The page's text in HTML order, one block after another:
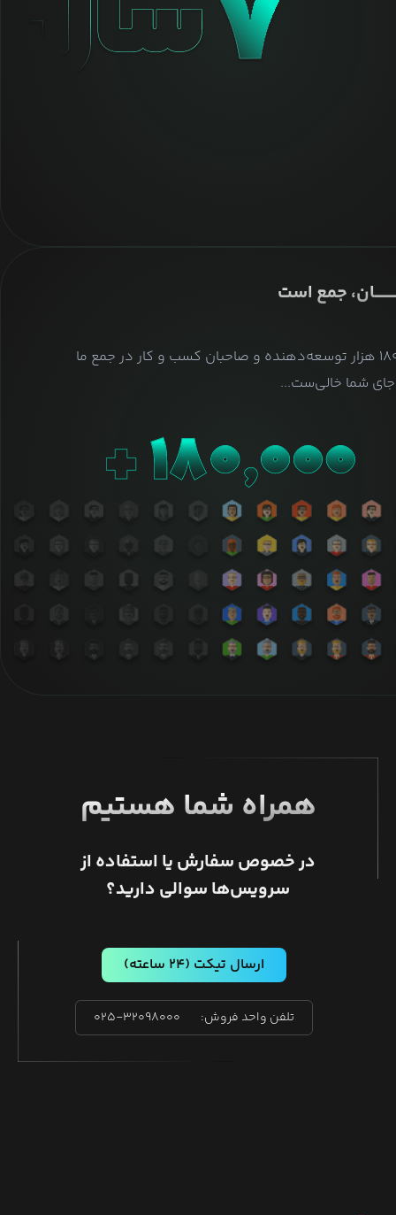
جمع است
بیش از ۱۸۰ هزار توسعه‌دهنده و صاحبان کسب و کار در جمع ما
شما خالی‌ست...
همراه شما هستیم
در خصوص سفارش یا استفاده از
سرویس‌ها سوالی دارید؟
ارسال تیکت (۲۴ ساعته)
تلفن واحد فروش: ۰۲۵-۳۲۰۹۸۰۰۰